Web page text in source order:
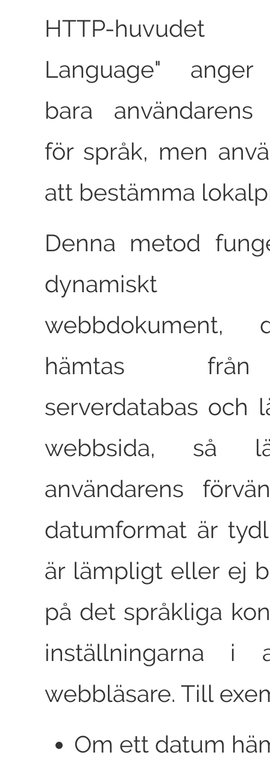
HTTP-
Language" anger
bara användarens
för språk, men
att bestämma
Denna metod
dynamiskt
webbdokument,
hämtas
serverdatabas och
webbsida, så
användarens
datumformat är
är lämpligt eller ej
på det språkliga
inställningarna i
webbläsare. Till
Om ett datum